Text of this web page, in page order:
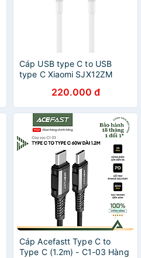
Cáp USB type C to USB
type C Xiaomi SJX12ZM
220.000 đ
Cáp Acefastt Type C to
Type C (1.2m) - C1-03 Hàng